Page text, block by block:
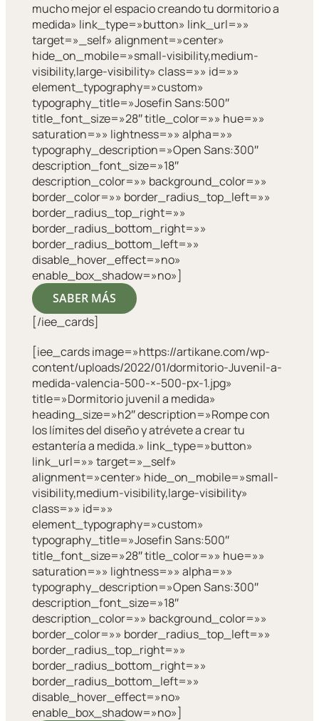
mucho mejor el espacio creando tu dormitorio a
medida» link_type=»button» link_url=»»
target=»_self» alignment=»center»
hide_on_mobile=»small-visibility,medium-
visibility,large-visibility» class=»» id=»»
element_typography=»custom»
typography_title=»Josefin Sans:500″
title_font_size=»28″ title_color=»» hue=»»
saturation=»» lightness=»» alpha=»»
typography_description=»Open Sans:300″
description_font_size=»18″
description_color=»» background_color=»»
border_color=»» border_radius_top_left=»»
border_radius_top_right=»»
border_radius_bottom_right=»»
border_radius_bottom_left=»»
disable_hover_effect=»no»
enable_box_shadow=»no»]
SABER MÁS
[/iee_cards]
[iee_cards image=»https://artikane.com/wp-
content/uploads/2022/01/dormitorio-Juvenil-a-
medida-valencia-500-×-500-px-1.jpg»
title=»Dormitorio juvenil a medida»
heading_size=»h2″ description=»Rompe con
los límites del diseño y atrévete a crear tu
estantería a medida.» link_type=»button»
link_url=»» target=»_self»
alignment=»center» hide_on_mobile=»small-
visibility,medium-visibility,large-visibility»
class=»» id=»»
element_typography=»custom»
typography_title=»Josefin Sans:500″
title_font_size=»28″ title_color=»» hue=»»
saturation=»» lightness=»» alpha=»»
typography_description=»Open Sans:300″
description_font_size=»18″
description_color=»» background_color=»»
border_color=»» border_radius_top_left=»»
border_radius_top_right=»»
border_radius_bottom_right=»»
border_radius_bottom_left=»»
disable_hover_effect=»no»
enable_box_shadow=»no»]